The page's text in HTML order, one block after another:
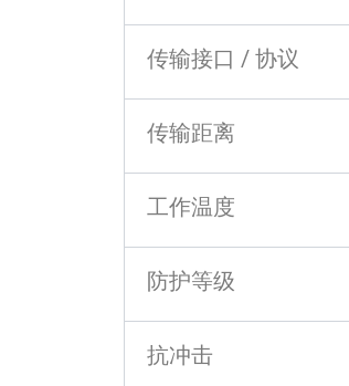
传输接口 / 协议
传输距离
工作温度
防护等级
抗冲击